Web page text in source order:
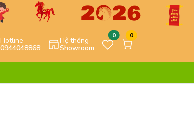
Hotline
0944048868
Hệ thống
Showroom
0 0